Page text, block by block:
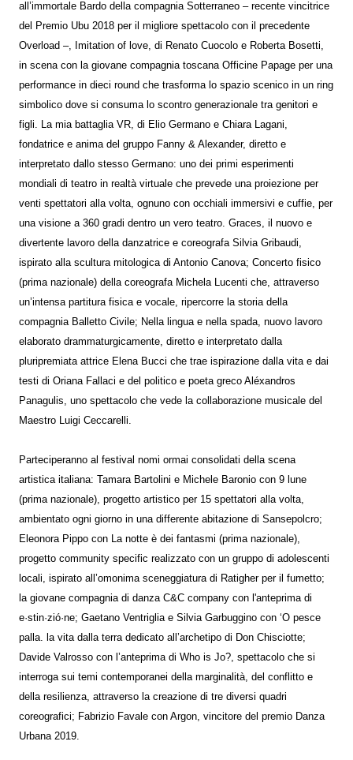
all’immortale Bardo della compagnia Sotterraneo – recente vincitrice
del Premio Ubu 2018 per il migliore spettacolo con il precedente
Overload –, Imitation of love, di Renato Cuocolo e Roberta Bosetti,
in scena con la giovane compagnia toscana Officine Papage per una
performance in dieci round che trasforma lo spazio scenico in un ring
simbolico dove si consuma lo scontro generazionale tra genitori e
figli. La mia battaglia VR, di Elio Germano e Chiara Lagani,
fondatrice e anima del gruppo Fanny & Alexander, diretto e
interpretato dallo stesso Germano: uno dei primi esperimenti
mondiali di teatro in realtà virtuale che prevede una proiezione per
venti spettatori alla volta, ognuno con occhiali immersivi e cuffie, per
una visione a 360 gradi dentro un vero teatro. Graces, il nuovo e
divertente lavoro della danzatrice e coreografa Silvia Gribaudi,
ispirato alla scultura mitologica di Antonio Canova; Concerto fisico
(prima nazionale) della coreografa Michela Lucenti che, attraverso
un’intensa partitura fisica e vocale, ripercorre la storia della
compagnia Balletto Civile; Nella lingua e nella spada, nuovo lavoro
elaborato drammaturgicamente, diretto e interpretato dalla
pluripremiata attrice Elena Bucci che trae ispirazione dalla vita e dai
testi di Oriana Fallaci e del politico e poeta greco Aléxandros
Panagulis, uno spettacolo che vede la collaborazione musicale del
Maestro Luigi Ceccarelli.
Parteciperanno al festival nomi ormai consolidati della scena
artistica italiana: Tamara Bartolini e Michele Baronio con 9 lune
(prima nazionale), progetto artistico per 15 spettatori alla volta,
ambientato ogni giorno in una differente abitazione di Sansepolcro;
Eleonora Pippo con La notte è dei fantasmi (prima nazionale),
progetto community specific realizzato con un gruppo di adolescenti
locali, ispirato all’omonima sceneggiatura di Ratigher per il fumetto;
la giovane compagnia di danza C&C company con l'anteprima di
e·stin·zió·ne; Gaetano Ventriglia e Silvia Garbuggino con ‘O pesce
palla. la vita dalla terra dedicato all’archetipo di Don Chisciotte;
Davide Valrosso con l’anteprima di Who is Jo?, spettacolo che si
interroga sui temi contemporanei della marginalità, del conflitto e
della resilienza, attraverso la creazione di tre diversi quadri
coreografici; Fabrizio Favale con Argon, vincitore del premio Danza
Urbana 2019.